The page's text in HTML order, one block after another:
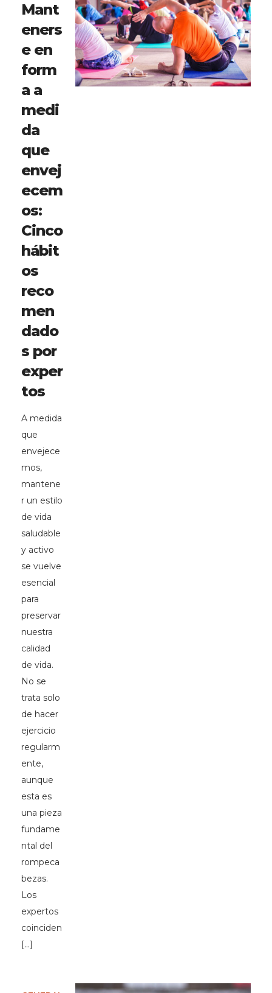
Mant
eners
e en
form
a a
medi
da
que
envej
ecem
os:
Cinco
hábit
os
reco
men
dado
s por
exper
tos
A medida
que
envejece
mos,
mantene
r un estilo
de vida
saludable
y activo
se vuelve
esencial
para
preservar
nuestra
calidad
de vida.
No se
trata solo
de hacer
ejercicio
regularm
ente,
aunque
esta es
una pieza
fundame
ntal del
rompeca
bezas.
Los
expertos
coinciden
[…]